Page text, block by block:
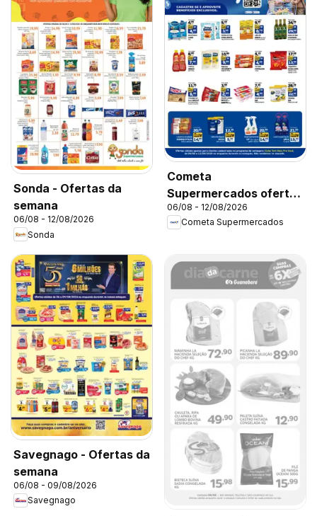
Sonda - Ofertas da
semana
06/08 - 12/08/2026
Sonda
Cometa
Supermercados ofertas
Clube Tem Mais Pra
Você
06/08 - 12/08/2026
Cometa Supermercados
Savegnago - Ofertas da
semana
06/08 - 09/08/2026
Savegnago